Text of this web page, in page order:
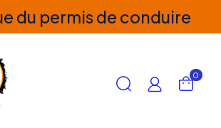
du permis de conduire
0